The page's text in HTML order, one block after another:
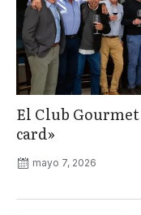
El Club
card»
mayo 7, 2026